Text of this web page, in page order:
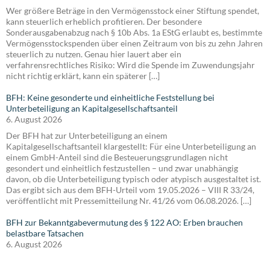
Wer größere Beträge in den Vermögensstock einer Stiftung spendet,
kann steuerlich erheblich profitieren. Der besondere
Sonderausgabenabzug nach § 10b Abs. 1a EStG erlaubt es, bestimmte
Vermögensstockspenden über einen Zeitraum von bis zu zehn Jahren
steuerlich zu nutzen. Genau hier lauert aber ein
verfahrensrechtliches Risiko: Wird die Spende im Zuwendungsjahr
nicht richtig erklärt, kann ein späterer […]
BFH: Keine gesonderte und einheitliche Feststellung bei
Unterbeteiligung an Kapitalgesellschaftsanteil
6. August 2026
Der BFH hat zur Unterbeteiligung an einem
Kapitalgesellschaftsanteil klargestellt: Für eine Unterbeteiligung an
einem GmbH-Anteil sind die Besteuerungsgrundlagen nicht
gesondert und einheitlich festzustellen – und zwar unabhängig
davon, ob die Unterbeteiligung typisch oder atypisch ausgestaltet ist.
Das ergibt sich aus dem BFH-Urteil vom 19.05.2026 – VIII R 33/24,
veröffentlicht mit Pressemitteilung Nr. 41/26 vom 06.08.2026. […]
BFH zur Bekanntgabevermutung des § 122 AO: Erben brauchen
belastbare Tatsachen
6. August 2026